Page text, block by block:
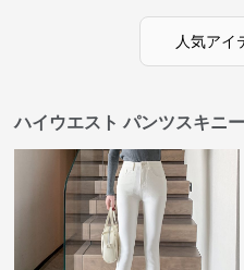
人気アイ
ハイウエスト パンツスキニ